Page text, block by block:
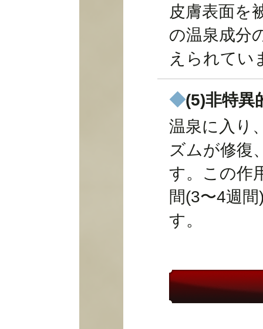
皮膚表面を
の温泉成分
えられてい
◆(5)非特異
温泉に入り
ズムが修復
す。この作
間(3〜4週
す。